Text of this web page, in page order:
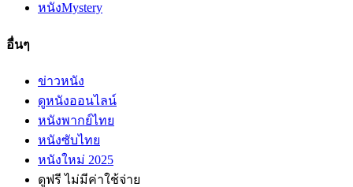
หนังMystery
อื่นๆ
ข่าวหนัง
ดูหนังออนไลน์
หนังพากย์ไทย
หนังซับไทย
หนังใหม่ 2025
ดูฟรี ไม่มีค่าใช้จ่าย